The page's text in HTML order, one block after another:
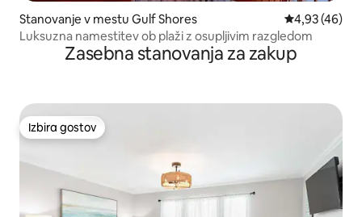
Stanovanje v mestu Gulf Shores Povprečna
4,93 (46)
Luksuzna namestitev ob plaži z osupljivim razgledom
Zasebna stanovanja za zakup
Izbira gostov
Izbira gostov